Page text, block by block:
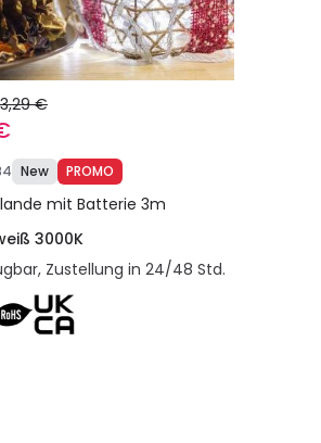
3,29 €
New PROMO
mit Batterie 3m
3000K
Zustellung in 24/48 Std.